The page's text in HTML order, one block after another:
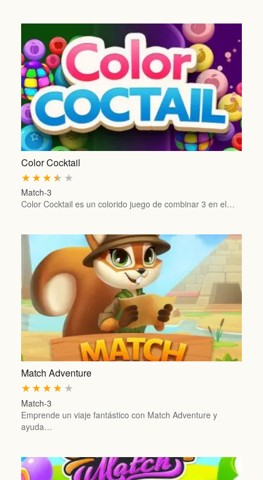
Color Cocktail
★
★
★
★
★
Match-3
Color Cocktail es un colorido juego de combinar 3 en el…
Match Adventure
★
★
★
★
★
Match-3
Emprende un viaje fantástico con Match Adventure y
ayuda…